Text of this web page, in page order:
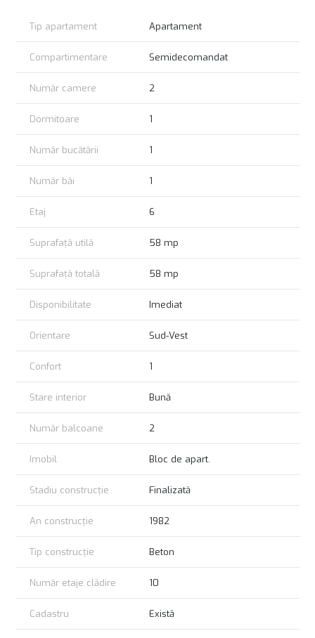
generand costuri mici pentru cheltuielile de intretinere.
Facilitatile zonei:
* Transport public: linia tramvai 32, (legatura cu Unirii),
autobuze
* Parcul Sebastian
* Piata Rahova
* Centrul comercial VULCAN
89.500 EURO
Acte disponibile, se accepta credit!
Tip apartament Apartament
Compartimentare Semidecomandat
Număr camere 2
Dormitoare 1
Număr bucătării 1
Număr băi 1
Etaj 6
Suprafață utilă 58 mp
Suprafață totală 58 mp
Disponibilitate Imediat
Orientare Sud-Vest
Confort 1
Stare interior Bună
Număr balcoane 2
Imobil Bloc de apart.
Stadiu construcție Finalizată
An construcție 1982
Tip construcție Beton
Număr etaje clădire 10
Cadastru Există